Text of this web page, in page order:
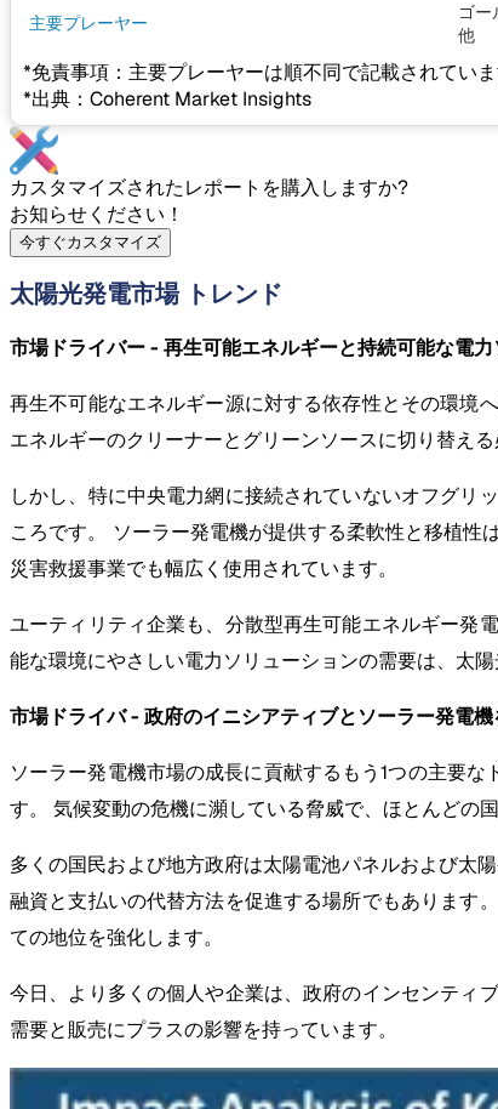
主要プレーヤー ゴー
他
*免責事項：主要プレーヤーは順不同で記載されていま
*出典：Coherent Market Insights
カスタマイズされたレポートを購入しますか?
お知らせください！
今すぐカスタマイズ
太陽光発電市場 トレンド
市場ドライバー - 再生可能エネルギーと持続可能な電
再生不可能なエネルギー源に対する依存性とその環境
エネルギーのクリーナーとグリーンソースに切り替え
しかし、特に中央電力網に接続されていないオフグリ
ころです。 ソーラー発電機が提供する柔軟性と移植性
災害救援事業でも幅広く使用されています。
ユーティリティ企業も、分散型再生可能エネルギー発
能な環境にやさしい電力ソリューションの需要は、太
市場ドライバ - 政府のイニシアティブとソーラー発電
ソーラー発電機市場の成長に貢献するもう1つの主要
す。 気候変動の危機に瀕している脅威で、ほとんどの
多くの国民および地方政府は太陽電池パネルおよび太
融資と支払いの代替方法を促進する場所でもあります
ての地位を強化します。
今日、より多くの個人や企業は、政府のインセンティ
需要と販売にプラスの影響を持っています。